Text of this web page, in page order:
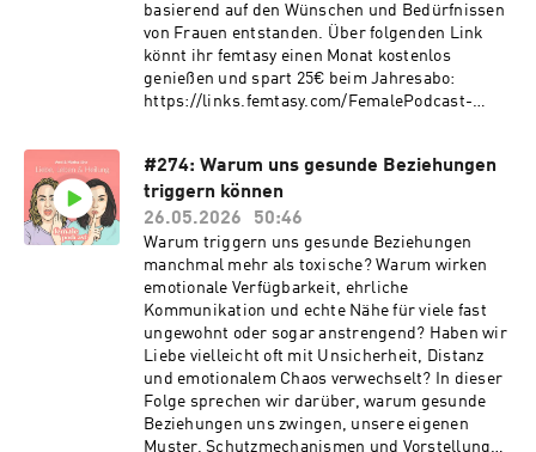
basierend auf den Wünschen und Bedürfnissen
von Frauen entstanden. Über folgenden Link
könnt ihr femtasy einen Monat kostenlos
genießen und spart 25€ beim Jahresabo:
https://links.femtasy.com/FemalePodcast-
zu werden und an sich zu arbeiten. Aber was
passiert, wenn man plötzlich Dinge sieht, die
man vorher nicht gesehen hat? Wenn man
Verhaltensweisen, Beziehungen oder
Lebensmodelle nicht mehr einfach akzeptieren
kann? Kann Heilung uns manchmal sogar
unzufriedener machen, weil wir erkennen, dass
das Leben, das wir führen, gar nicht mehr zu
uns passt?
#274: Warum uns gesunde Beziehungen
triggern können
26.05.2026
50:46
Warum triggern uns gesunde Beziehungen
manchmal mehr als toxische? Warum wirken
emotionale Verfügbarkeit, ehrliche
Kommunikation und echte Nähe für viele fast
ungewohnt oder sogar anstrengend? Haben wir
Liebe vielleicht oft mit Unsicherheit, Distanz
und emotionalem Chaos verwechselt? In dieser
Folge sprechen wir darüber, warum gesunde
Beziehungen uns zwingen, unsere eigenen
Muster, Schutzmechanismen und Vorstellungen